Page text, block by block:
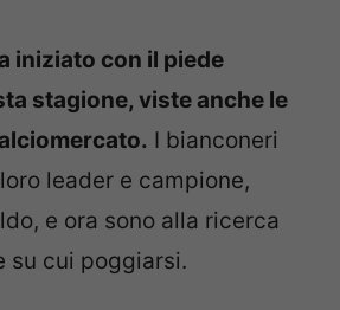
iniziato con il piede
stagione, viste anche le
I bianconeri
leader e campione,
e ora sono alla ricerca
su cui poggiarsi.